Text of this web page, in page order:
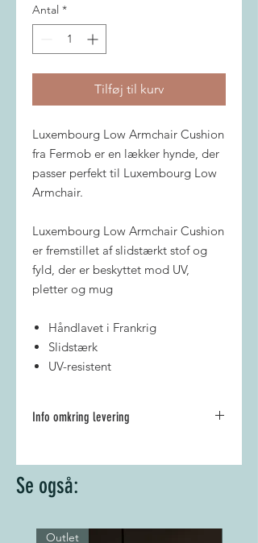
Antal *
Tilføj til kurv
Luxembourg Low Armchair Cushion
fra Fermob er en lækker hynde, der
passer perfekt til Luxembourg Low
Armchair.
Luxembourg Low Armchair Cushion
er fremstillet af slidstærkt stof og
fyld, der er beskyttet mod UV,
pletter og mug
Håndlavet i Frankrig
Slidstærk
UV-resistent
Info omkring levering
eller derover i hele
Storkøbenhavn.
Vi bestræber os altid på at sende
kan leveres indenfor 3 til 5
Se også:
Outlet